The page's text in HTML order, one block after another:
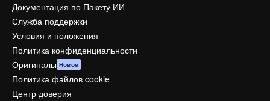
Документация по Пакету ИИ
Служба поддержки
Условия и положения
Политика конфиденциальности
Оригиналы Новое
Политика файлов cookie
Центр доверия